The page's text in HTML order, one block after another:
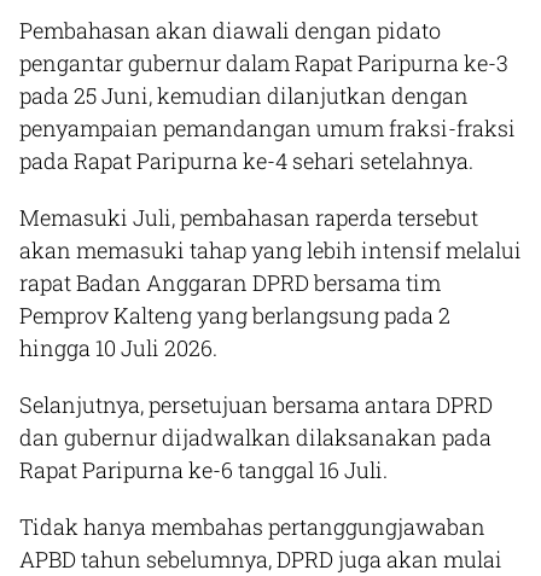
Pembahasan akan diawali dengan pidato
pengantar gubernur dalam Rapat Paripurna ke-3
pada 25 Juni, kemudian dilanjutkan dengan
penyampaian pemandangan umum fraksi-fraksi
pada Rapat Paripurna ke-4 sehari setelahnya.
Memasuki Juli, pembahasan raperda tersebut
akan memasuki tahap yang lebih intensif melalui
rapat Badan Anggaran DPRD bersama tim
Pemprov Kalteng yang berlangsung pada 2
hingga 10 Juli 2026.
Selanjutnya, persetujuan bersama antara DPRD
dan gubernur dijadwalkan dilaksanakan pada
Rapat Paripurna ke-6 tanggal 16 Juli.
Tidak hanya membahas pertanggungjawaban
APBD tahun sebelumnya, DPRD juga akan mulai